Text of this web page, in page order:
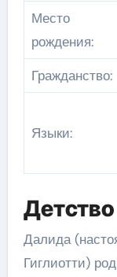
Место
рождения:
Гражданство:
Языки:
Далида
Гиглиотти)